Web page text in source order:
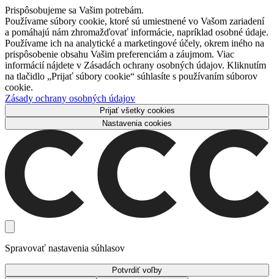
Prispôsobujeme sa Vašim potrebám.
Používame súbory cookie, ktoré sú umiestnené vo Vašom zariadení
a pomáhajú nám zhromažďovať informácie, napríklad osobné údaje.
Používame ich na analytické a marketingové účely, okrem iného na
prispôsobenie obsahu Vašim preferenciám a záujmom. Viac
informácií nájdete v Zásadách ochrany osobných údajov. Kliknutím
na tlačidlo „Prijať súbory cookie“ súhlasíte s používaním súborov
cookie.
Zásady ochrany osobných údajov
Prijať všetky cookies
Nastavenia cookies
Spravovať nastavenia súhlasov
Potvrdiť voľby